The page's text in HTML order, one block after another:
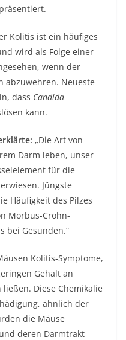
Kolitis ist ein häufiges
wird als Folge einer
wenn der
abzuwehren. Neueste
dass Candida
kann.
„Die Art von
Darm leben, unser
für die
Jüngste
Häufigkeit des Pilzes
Morbus-Crohn-
bei Gesunden.“
Kolitis-Symptome,
Gehalt an
Diese Chemikalie
ähnlich der
die Mäuse
deren Darmtrakt